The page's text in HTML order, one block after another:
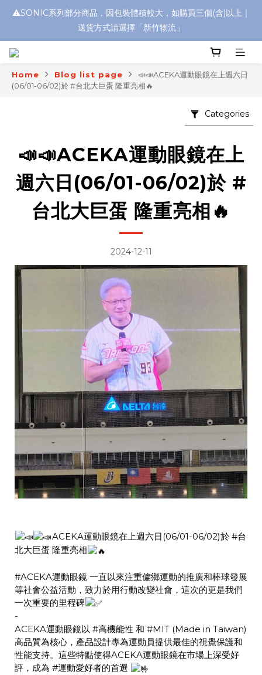
浮水太陽眼鏡🌊 全面升級新上市🎉
⚠️SONIC系列部分商品，因包裝體積較大，如購買三個(含)以上｜
送貨方式請選擇「新竹物流」
Home Blog list page
📣📣ACEKA運動眼鏡在上週六日
(06/01-06/02)於 #台北大巨蛋 隆重亮相🔥
Categories
📣📣ACEKA運動眼鏡在上
週六日(06/01-06/02)於 #
台北大巨蛋 隆重亮相🔥
2024-12-11
ACEKA運動眼鏡在上週六日(06/01-06/02)於 #台
北大巨蛋 隆重亮相
#ACEKA運動眼鏡 一直以來注重偏鄉運動的推廣和棒球發展
等社會公益活動，致力於用行動改變社會，這次的更是我們
一次重要的里程碑
-
ACEKA運動眼鏡以 #高機能性 和 #MIT (Made in Taiwan)
高品質為核心，產品設計專為運動員提供最佳的視覺保護和
性能支持。這些特點使得ACEKA運動眼鏡在市場上深受好
評，成為 #運動愛好者的首選